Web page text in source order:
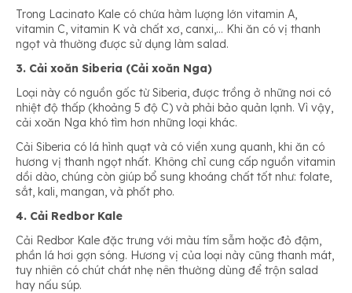
Trong Lacinato Kale có chứa hàm lượng lớn vitamin A,
vitamin C, vitamin K và chất xơ, canxi,… Khi ăn có vị thanh
ngọt và thường được sử dụng làm salad.
3. Cải xoăn Siberia (Cải xoăn Nga)
Loại này có nguồn gốc từ Siberia, được trồng ở những nơi có
nhiệt độ thấp (khoảng 5 độ C) và phải bảo quản lạnh. Vì vậy,
cải xoăn Nga khó tìm hơn những loại khác.
Cải Siberia có lá hình quạt và có viền xung quanh, khi ăn có
hương vị thanh ngọt nhất. Không chỉ cung cấp nguồn vitamin
dồi dào, chúng còn giúp bổ sung khoáng chất tốt như: folate,
sắt, kali, mangan, và phốt pho.
4. Cải Redbor Kale
Cải Redbor Kale đặc trưng với màu tím sẫm hoặc đỏ đậm,
phần lá hơi gợn sóng. Hương vị của loại này cũng thanh mát,
tuy nhiên có chút chát nhẹ nên thường dùng để trộn salad
hay nấu súp.